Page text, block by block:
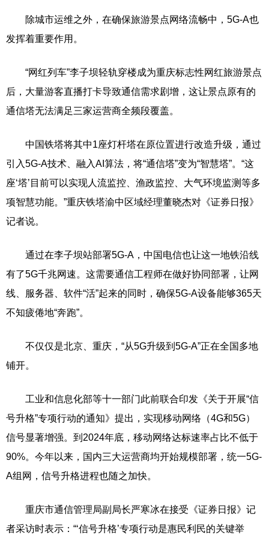
除城市运维之外，在确保旅游景点网络流畅中，5G-A也
发挥着重要作用。
“网红列车”李子坝轻轨穿楼成为重庆标志性网红旅游景点
后，大量游客直播打卡导致通信需求剧增，这让景点原有的
通信塔无法满足三家运营商全频段覆盖。
中国铁塔将其中1座灯杆塔在原位置进行改造升级，通过
引入5G-A技术、融入AI算法，将“通信塔”变为“智慧塔”。“这
座‘塔’目前可以实现人流监控、渔政监控、大气环境监测等多
项智慧功能。”重庆铁塔渝中区域经理董晓杰对《证券日报》
记者说。
通过在李子坝站部署5G-A，中国电信也让这一地铁沿线
有了5G千兆网速。这需要通信工程师在做好协同部署，让网
线、服务器、软件“活”起来的同时，确保5G-A设备能够365天
不知疲倦地“奔跑”。
不仅仅是北京、重庆，“从5G升级到5G-A”正在全国多地
铺开。
工业和信息化部等十一部门此前联合印发《关于开展“信
号升格”专项行动的通知》提出，实现移动网络（4G和5G）
信号显著增强。到2024年底，移动网络达标速率占比不低于
90%。今年以来，国内三大运营商均开始规模部署，统一5G-
A组网，信号升格进程也随之加快。
重庆市通信管理局副局长严寒冰在接受《证券日报》记
者采访时表示：“‘信号升格’专项行动是惠民利民的关键举